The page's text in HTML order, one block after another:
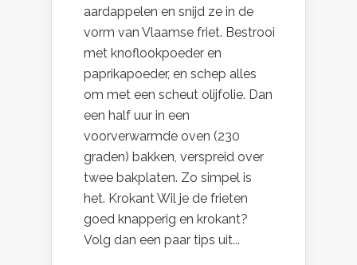
aardappelen en snijd ze in de
vorm van Vlaamse friet. Bestrooi
met knoflookpoeder en
paprikapoeder, en schep alles
om met een scheut olijfolie. Dan
een half uur in een
voorverwarmde oven (230
graden) bakken, verspreid over
twee bakplaten. Zo simpel is
het. Krokant Wil je de frieten
goed knapperig en krokant?
Volg dan een paar tips uit...